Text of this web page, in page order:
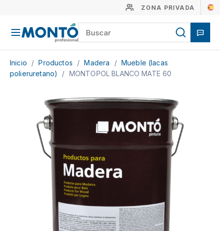
ZONA PRIVADA
Inicio / Productos / Madera / Mueble (lacas
polieruretano)
/ MONTOPOL BLANCO MATE 60